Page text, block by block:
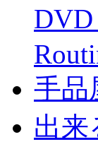
手
出